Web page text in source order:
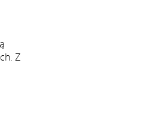
Z